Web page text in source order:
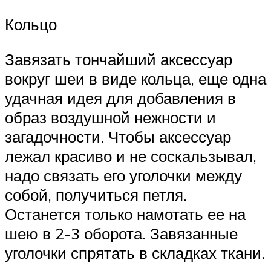
Кольцо
Завязать тончайший аксессуар
вокруг шеи в виде кольца, еще одна
удачная идея для добавления в
образ воздушной нежности и
загадочности. Чтобы аксессуар
лежал красиво и не соскальзывал,
надо связать его уголочки между
собой, получиться петля.
Останется только намотать ее на
шею в 2-3 оборота. Завязанные
уголочки спрятать в складках ткани.